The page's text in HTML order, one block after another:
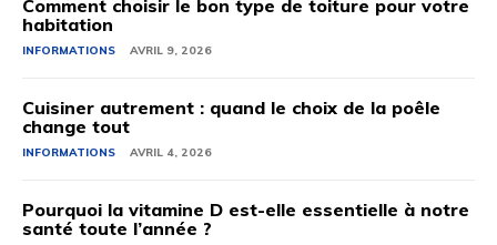
Comment choisir le bon type de toiture pour votre
habitation
INFORMATIONS AVRIL 9, 2026
Cuisiner autrement : quand le choix de la poêle
change tout
INFORMATIONS AVRIL 4, 2026
Pourquoi la vitamine D est-elle essentielle à notre
santé toute l’année ?